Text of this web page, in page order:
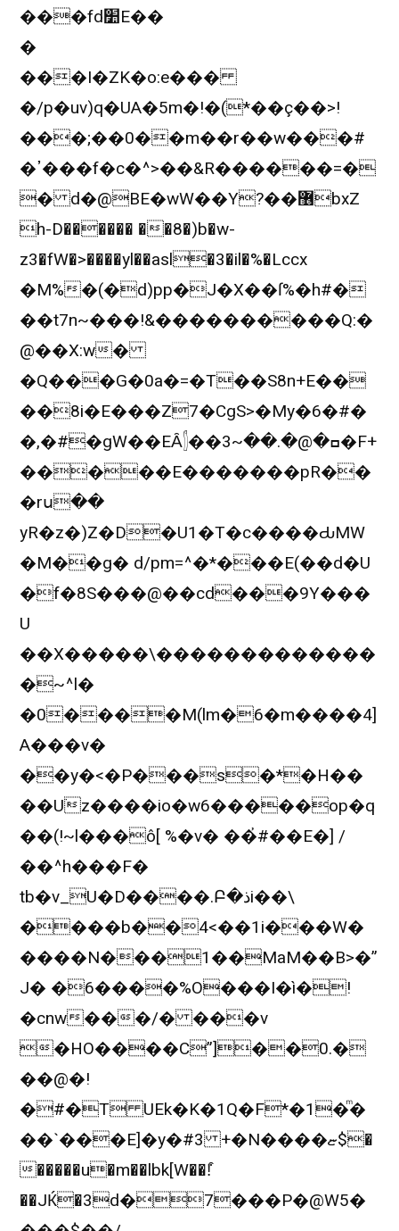
���fd׺E��
�
���I�ZK�o:e���
�/p�uv)q�UA�5m�!�(*��ç��>!
���;��0��m��r��w���#
�ߴ���f�c�^>��&R������=�
� d�@BE�wW��Y?��޶bxZ
h-D������ ��8�)b�w-
z3�fW�>����yl��asl�3�il�%�Lccx
�M%�(�d)pp�J�X��ſ%�h#�
��t7n~���!&����������Q:�
@��X:w�
�Q���G�0a�=�T��S8n+E��
��8i�E���Z7�CgS>�My�6�#�
�,�#�gW��EȂ𓂭��ߛ�@�.��~3�F+
�����E�������pR��
�rս��
yR�z�)Z�D�U1�T�c����ԂMW
�M��g� d/pm=^�*���E(��d�U
�f�8S���@��cd���9Y���
U
��X�����\�������������
�~^l�
�0����M(lm�6�m����4]
A���v�
��y�<�P���s�*�H��
��Uֺz����io�w6�����op�q
��(!~l���ô[ %�v� ��҆#��E�] /
��^h���F�
tb�v_U�D����.Բ�ذi��\
����b��4<��1i���W�
����N���1��MaM��B>�”
J� �6����%O���I�ì�!
�cnw���/� ���v
�HO����C”]��0.�
��@�!
�#�T UEk�K�1Q�F*�1�ͫ�
��`���E]�y�#3 +�N����ޏ$�
�����u�m��lbk[W��!͒
��JЌ�3d�7���P�@W5�